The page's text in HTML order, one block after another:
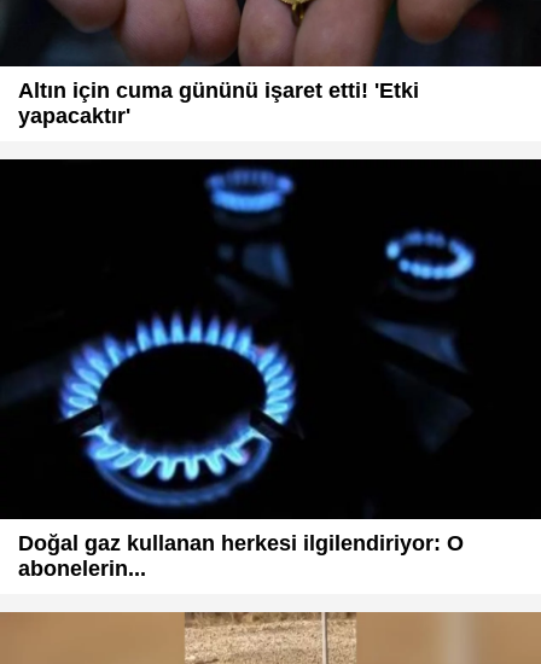
Altın için cuma gününü işaret etti! 'Etki
yapacaktır'
Doğal gaz kullanan herkesi ilgilendiriyor: O
abonelerin...